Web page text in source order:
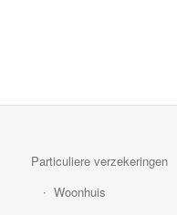
Particuliere verzekeringen
Woonhuis